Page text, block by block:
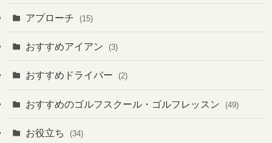
アプローチ (15)
おすすめアイアン (3)
おすすめドライバー (2)
おすすめのゴルフスクール・ゴルフレッスン (49)
お役立ち (34)